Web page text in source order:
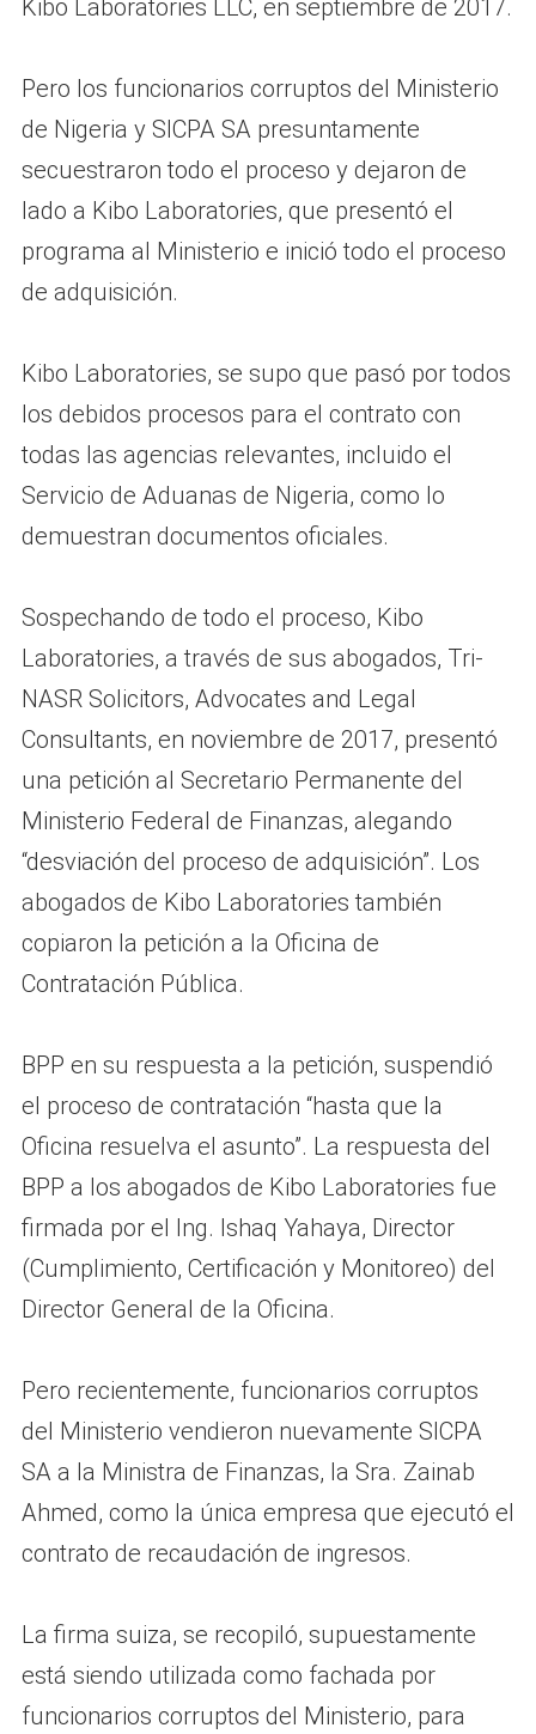
Kibo Laboratories LLC, en septiembre de 2017.
Pero los funcionarios corruptos del Ministerio
de Nigeria y SICPA SA presuntamente
secuestraron todo el proceso y dejaron de
lado a Kibo Laboratories, que presentó el
programa al Ministerio e inició todo el proceso
de adquisición.
Kibo Laboratories, se supo que pasó por todos
los debidos procesos para el contrato con
todas las agencias relevantes, incluido el
Servicio de Aduanas de Nigeria, como lo
demuestran documentos oficiales.
Sospechando de todo el proceso, Kibo
Laboratories, a través de sus abogados, Tri-
NASR Solicitors, Advocates and Legal
Consultants, en noviembre de 2017, presentó
una petición al Secretario Permanente del
Ministerio Federal de Finanzas, alegando
“desviación del proceso de adquisición”. Los
abogados de Kibo Laboratories también
copiaron la petición a la Oficina de
Contratación Pública.
BPP en su respuesta a la petición, suspendió
el proceso de contratación “hasta que la
Oficina resuelva el asunto”. La respuesta del
BPP a los abogados de Kibo Laboratories fue
firmada por el Ing. Ishaq Yahaya, Director
(Cumplimiento, Certificación y Monitoreo) del
Director General de la Oficina.
Pero recientemente, funcionarios corruptos
del Ministerio vendieron nuevamente SICPA
SA a la Ministra de Finanzas, la Sra. Zainab
Ahmed, como la única empresa que ejecutó el
contrato de recaudación de ingresos.
La firma suiza, se recopiló, supuestamente
está siendo utilizada como fachada por
funcionarios corruptos del Ministerio, para